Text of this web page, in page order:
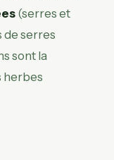
(serres et
de serres
sont la
herbes